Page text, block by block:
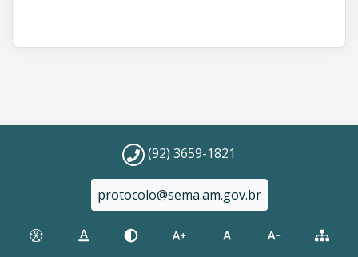
(92) 3659-1821
protocolo@sema.am.gov.br